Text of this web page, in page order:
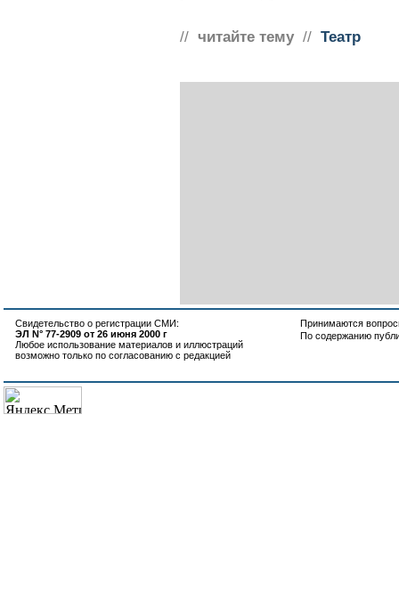
// читайте тему // Театр
Свидетельство о регистрации СМИ:
ЭЛ N° 77-2909 от 26 июня 2000 г
Любое использование материалов и иллюстраций
возможно только по согласованию с редакцией
Принимаются
По содержанию